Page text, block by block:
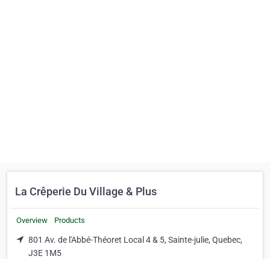
La Crêperie Du Village & Plus
Overview Products
801 Av. de l'Abbé-Théoret Local 4 & 5, Sainte-julie, Quebec,
J3E 1M5